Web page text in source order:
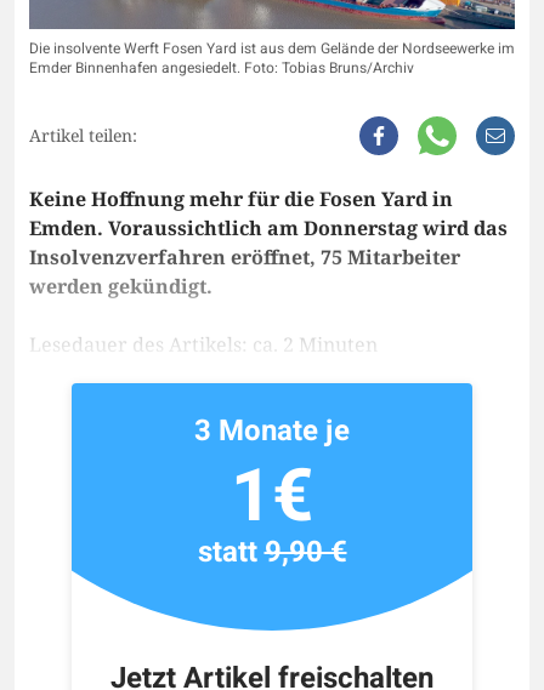
Die insolvente Werft Fosen Yard ist aus dem Gelände der Nordseewerke im
Emder Binnenhafen angesiedelt. Foto: Tobias Bruns/Archiv
Artikel teilen:
Keine Hoffnung mehr für die Fosen Yard in
Emden. Voraussichtlich am Donnerstag wird das
Insolvenzverfahren eröffnet, 75 Mitarbeiter
werden gekündigt.
Lesedauer des Artikels: ca. 2 Minuten
Jetzt Artikel freischalten
3 Monate je
1€
statt9,90 €